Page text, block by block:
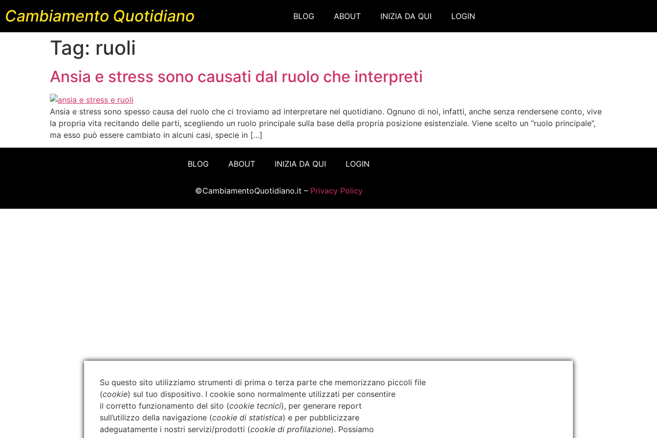
Cambiamento Quotidiano BLOG ABOUT INIZIA DA QUI LOGIN
Tag: ruoli
Ansia e stress sono causati dal ruolo che interpreti
Ansia e stress sono spesso causa del ruolo che ci troviamo ad interpretare nel quotidiano. Ognuno di noi, infatti, anche senza rendersene conto, vive
la propria vita recitando delle parti, scegliendo un ruolo principale sulla base della propria posizione esistenziale. Viene scelto un “ruolo principale”,
ma esso può essere cambiato in alcuni casi, specie in […]
BLOG ABOUT INIZIA DA QUI LOGIN
©CambiamentoQuotidiano.it – Privacy Policy
Su questo sito utilizziamo strumenti di prima o terza parte che memorizzano piccoli file
(cookie) sul tuo dispositivo. I cookie sono normalmente utilizzati per consentire
il corretto funzionamento del sito (cookie tecnici), per generare report
sull’utilizzo della navigazione (cookie di statistica) e per pubblicizzare
adeguatamente i nostri servizi/prodotti (cookie di profilazione). Possiamo